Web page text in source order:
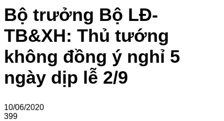
Bộ trưởng Bộ LĐ-
TB&XH: Thủ tướng
không đồng ý nghỉ 5
ngày dịp lễ 2/9
10/06/2020
399